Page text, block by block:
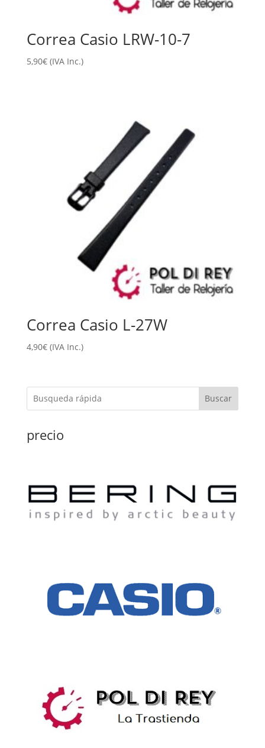
Correa Casio LRW-10-7
5,90€ (IVA Inc.)
Correa Casio L-27W
4,90€ (IVA Inc.)
Buscar
precio